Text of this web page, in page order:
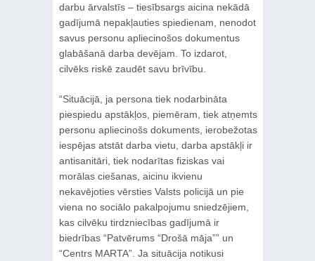
darbu ārvalstīs – tiesībsargs aicina nekādā
gadījumā nepakļauties spiedienam, nenodot
savus personu apliecinošos dokumentus
glabāšanā darba devējam. To izdarot,
cilvēks riskē zaudēt savu brīvību.
“Situācijā, ja persona tiek nodarbināta
piespiedu apstākļos, piemēram, tiek atņemts
personu apliecinošs dokuments, ierobežotas
iespējas atstāt darba vietu, darba apstākļi ir
antisanitāri, tiek nodarītas fiziskas vai
morālas ciešanas, aicinu ikvienu
nekavējoties vērsties Valsts policijā un pie
viena no sociālo pakalpojumu sniedzējiem,
kas cilvēku tirdzniecības gadījumā ir
biedrības “Patvērums “Drošā māja”” un
“Centrs MARTA”. Ja situācija notikusi